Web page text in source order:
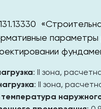
параметры
: II зона,
: II зона,